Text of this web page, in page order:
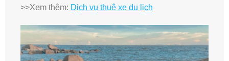
>>Xem thêm: Dịch vụ thuê xe du lịch